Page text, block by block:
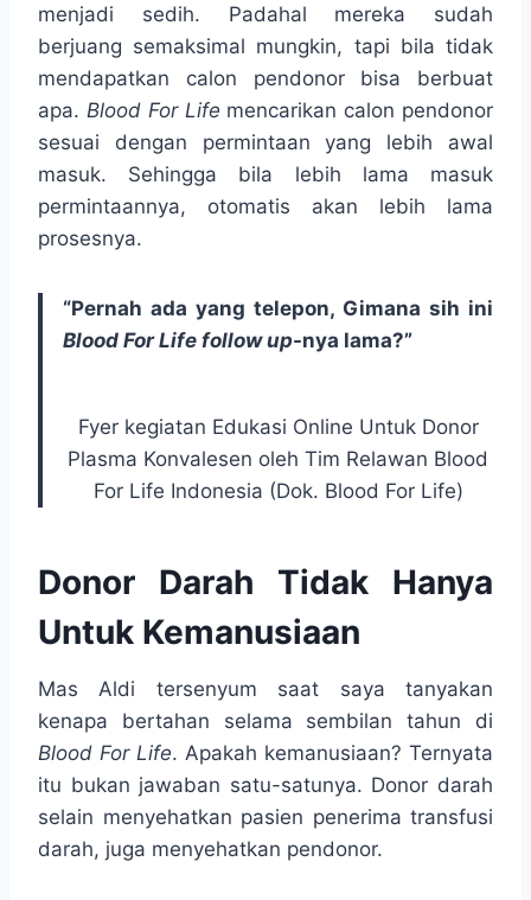
menjadi sedih. Padahal mereka sudah
berjuang semaksimal mungkin, tapi bila tidak
mendapatkan calon pendonor bisa berbuat
apa. Blood For Life mencarikan calon pendonor
sesuai dengan permintaan yang lebih awal
masuk. Sehingga bila lebih lama masuk
permintaannya, otomatis akan lebih lama
prosesnya.
“Pernah ada yang telepon, Gimana sih ini
Blood For Life follow up-nya lama?”
Fyer kegiatan Edukasi Online Untuk Donor
Plasma Konvalesen oleh Tim Relawan Blood
For Life Indonesia (Dok. Blood For Life)
Donor Darah Tidak Hanya
Untuk Kemanusiaan
Mas Aldi tersenyum saat saya tanyakan
kenapa bertahan selama sembilan tahun di
Blood For Life. Apakah kemanusiaan? Ternyata
itu bukan jawaban satu-satunya. Donor darah
selain menyehatkan pasien penerima transfusi
darah, juga menyehatkan pendonor.